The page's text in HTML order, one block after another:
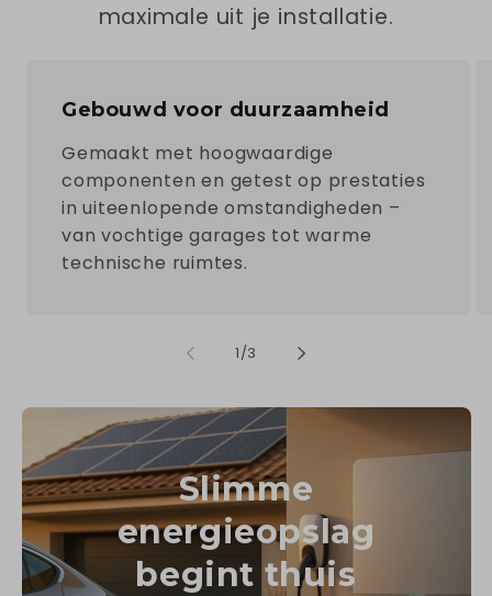
maximale uit je installatie.
Gebouwd voor duurzaamheid
Gemaakt met hoogwaardige
componenten en getest op prestaties
in uiteenlopende omstandigheden –
van vochtige garages tot warme
technische ruimtes.
1/von
3
Slimme
energieopslag
begint thuis